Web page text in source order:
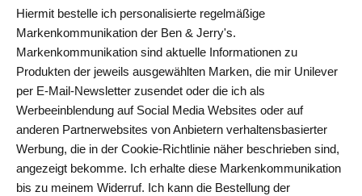
Hiermit bestelle ich personalisierte regelmäßige
Markenkommunikation der Ben & Jerry's.
Markenkommunikation sind aktuelle Informationen zu
Produkten der jeweils ausgewählten Marken, die mir Unilever
per E-Mail-Newsletter zusendet oder die ich als
Werbeeinblendung auf Social Media Websites oder auf
anderen Partnerwebsites von Anbietern verhaltensbasierter
Werbung, die in der Cookie-Richtlinie näher beschrieben sind,
angezeigt bekomme. Ich erhalte diese Markenkommunikation
bis zu meinem Widerruf. Ich kann die Bestellung der